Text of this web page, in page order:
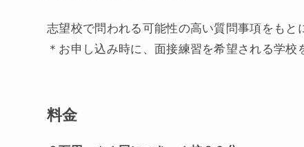
志望校で問われる可能性の高い質問事項をもと
＊お申し込み時に、面接練習を希望される学校
料金